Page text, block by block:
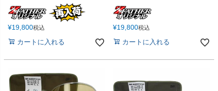
¥19,800税込
カートに入れる
¥19,800税込
カートに入れる